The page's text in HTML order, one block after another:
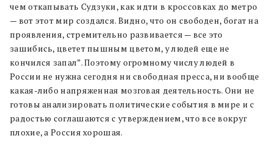
чем откапывать Судзуки, как идти в кроссовках до метро
— вот этот мир создался. Видно, что он свободен, богат на
проявления, стремительно развивается — все это
зашибись, цветет пышным цветом, у людей еще не
кончился запал”. Поэтому огромному числу людей в
России не нужна сегодня ни свободная пресса, ни вообще
какая-либо напряженная мозговая деятельность. Они не
готовы анализировать политические события в мире и с
радостью соглашаются с утверждением, что все вокруг
плохие, а Россия хорошая.